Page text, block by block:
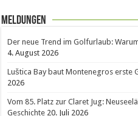
Meldungen
Der neue Trend im Golfurlaub:
4. August 2026
Luštica Bay baut Montenegros erste
2026
Vom 85. Platz zur Claret Jug:
Geschichte 20. Juli 2026